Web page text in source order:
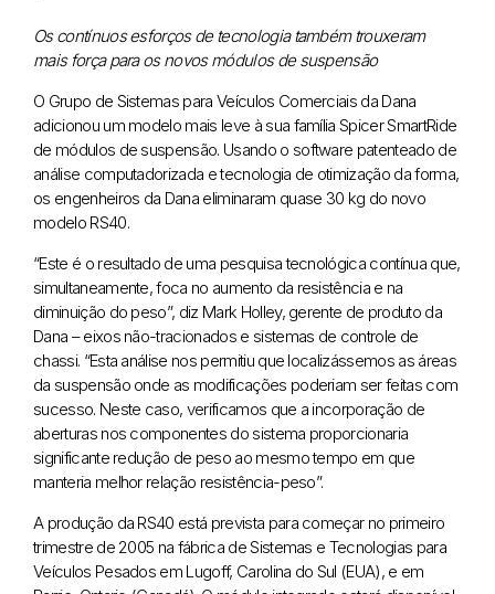
Os contínuos esforços de tecnologia também trouxeram
mais força para os novos módulos de suspensão
O Grupo de Sistemas para Veículos Comerciais da Dana
adicionou um modelo mais leve à sua família Spicer SmartRide
de módulos de suspensão. Usando o software patenteado de
análise computadorizada e tecnologia de otimização da forma,
os engenheiros da Dana eliminaram quase 30 kg do novo
modelo RS40.
“Este é o resultado de uma pesquisa tecnológica contínua que,
simultaneamente, foca no aumento da resistência e na
diminuição do peso”, diz Mark Holley, gerente de produto da
Dana – eixos não-tracionados e sistemas de controle de
chassi. “Esta análise nos permitiu que localizássemos as áreas
da suspensão onde as modificações poderiam ser feitas com
sucesso. Neste caso, verificamos que a incorporação de
aberturas nos componentes do sistema proporcionaria
significante redução de peso ao mesmo tempo em que
manteria melhor relação resistência-peso”.
A produção da RS40 está prevista para começar no primeiro
trimestre de 2005 na fábrica de Sistemas e Tecnologias para
Veículos Pesados em Lugoff, Carolina do Sul (EUA), e em